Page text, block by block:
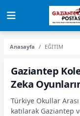
Anasayfa EĞİTİM
Gaziantep
Zeka
Türkiye Okullar
katılarak Gaziantep